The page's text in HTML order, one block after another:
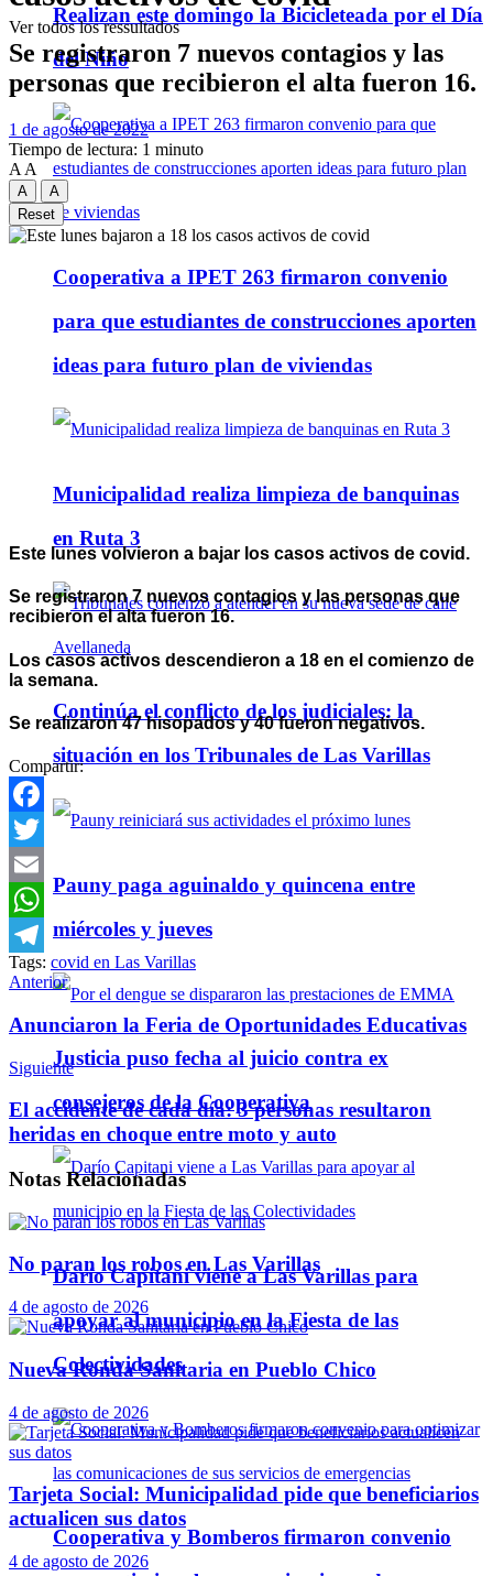
Realizan este domingo la Bicicleteada por el Día
del Niño
Cooperativa a IPET 263 firmaron convenio
para que estudiantes de construcciones aporten
ideas para futuro plan de viviendas
Municipalidad realiza limpieza de banquinas
en Ruta 3
Continúa el conflicto de los judiciales: la
situación en los Tribunales de Las Varillas
Pauny paga aguinaldo y quincena entre
miércoles y jueves
Justicia puso fecha al juicio contra ex
consejeros de la Cooperativa
Darío Capitani viene a Las Varillas para
apoyar al municipio en la Fiesta de las
Colectividades
Cooperativa y Bomberos firmaron convenio
Ver todos los ressultados
Se registraron 7 nuevos contagios y las
personas que recibieron el alta fueron 16.
1 de agosto de 2022
Tiempo de lectura: 1 minuto
A A
A
A
Reset
Este lunes volvieron a bajar los casos activos de covid.
Se registraron 7 nuevos contagios y las personas que
recibieron el alta fueron 16.
Los casos activos descendieron a 18 en el comienzo de
la semana.
Se realizaron 47 hisopados y 40 fueron negativos.
Compartir:
Facebook
Twitter
Email
WhatsApp
Telegram
Tags: covid en Las Varillas
Anterior
Anunciaron la Feria de Oportunidades Educativas
Siguiente
El accidente de cada día: 3 personas resultaron
heridas en choque entre moto y auto
Notas Relacionadas
No paran los robos en Las Varillas
4 de agosto de 2026
Nueva Ronda Sanitaria en Pueblo Chico
4 de agosto de 2026
Tarjeta Social: Municipalidad pide que beneficiarios
actualicen sus datos
4 de agosto de 2026